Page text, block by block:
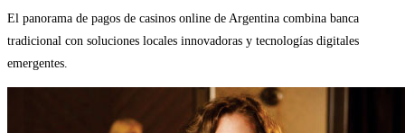
El panorama de pagos de casinos online de Argentina combina banca
tradicional con soluciones locales innovadoras y tecnologías digitales
emergentes.